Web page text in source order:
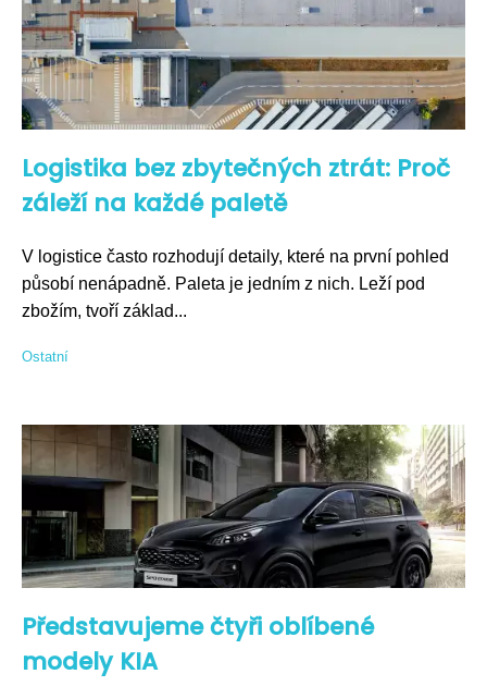
Logistika bez zbytečných ztrát: Proč
záleží na každé paletě
V logistice často rozhodují detaily, které na první pohled
působí nenápadně. Paleta je jedním z nich. Leží pod
zbožím, tvoří základ...
Ostatní
Představujeme čtyři oblíbené
modely KIA